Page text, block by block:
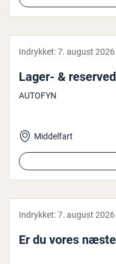
Indrykket:7. august 2026
Lager- &
AUTOFYN
Middelfart
Indrykket:7. august 2026
Er du vores